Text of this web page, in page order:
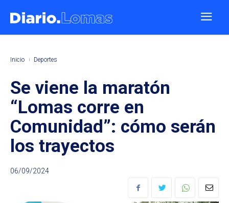
Inicio Deportes
Se viene la maratón
“Lomas corre en
Comunidad”: cómo serán
los trayectos
06/09/2024